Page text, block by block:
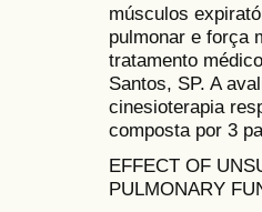
músculos
pulmonar e força
tratamento
Santos, SP. A
cinesioterapia
composta por 3
EFFECT OF
PULMONARY